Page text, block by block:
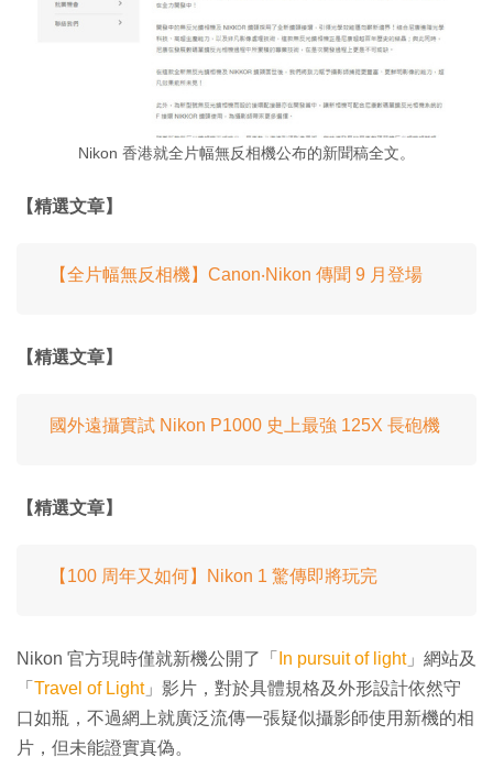
Nikon 香港就全片幅無反相機公布的新聞稿全文。
【精選文章】
【全片幅無反相機】Canon‧Nikon 傳聞 9 月登場
【精選文章】
國外遠攝實試 Nikon P1000 史上最強 125X 長砲機
【精選文章】
【100 周年又如何】Nikon 1 驚傳即將玩完
Nikon 官方現時僅就新機公開了「 In pursuit of light」網站及
「 Travel of Light」影片，對於具體規格及外形設計依然守
口如瓶，不過網上就廣泛流傳一張疑似攝影師使用新機的相
片，但未能證實真偽。